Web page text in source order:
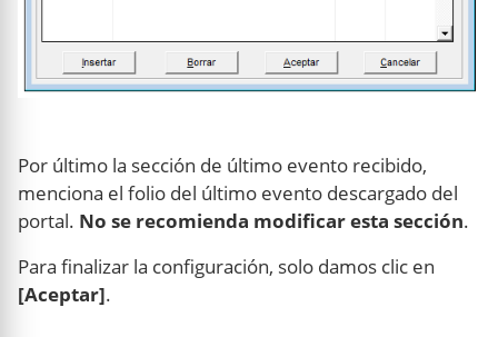
Por último la sección de último evento recibido,
menciona el folio del último evento descargado del
portal. No se recomienda modificar esta sección.
Para finalizar la configuración, solo damos clic en
[Aceptar].